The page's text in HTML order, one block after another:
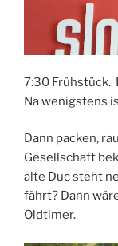
7:30 Frühstück.
Na wenigstens
Dann packen,
Gesellschaft
alte Duc steht
fährt? Dann
Oldtimer.